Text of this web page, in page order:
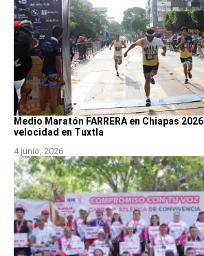
Medio Maratón FARRERA en Chiapas
velocidad en Tuxtla
4 junio, 2026